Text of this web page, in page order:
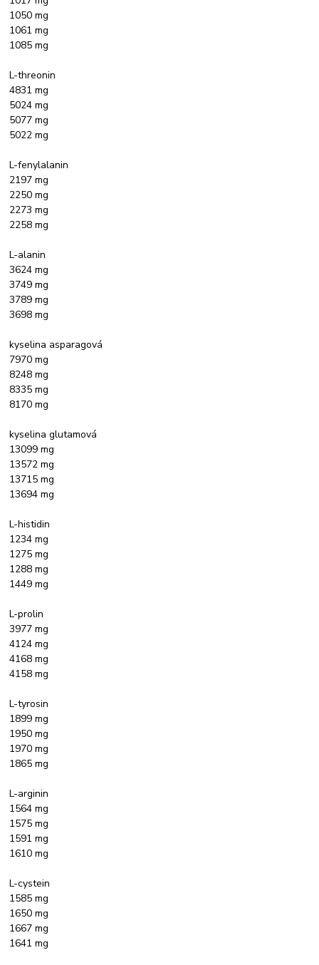
1050 mg
1061 mg
1085 mg
L-threonin
4831 mg
5024 mg
5077 mg
5022 mg
L-fenylalanin
2197 mg
2250 mg
2273 mg
2258 mg
L-alanin
3624 mg
3749 mg
3789 mg
3698 mg
kyselina asparagová
7970 mg
8248 mg
8335 mg
8170 mg
kyselina glutamová
13099 mg
13572 mg
13715 mg
13694 mg
L-histidin
1234 mg
1275 mg
1288 mg
1449 mg
L-prolin
3977 mg
4124 mg
4168 mg
4158 mg
L-tyrosin
1899 mg
1950 mg
1970 mg
1865 mg
L-arginin
1564 mg
1575 mg
1591 mg
1610 mg
L-cystein
1585 mg
1650 mg
1667 mg
1641 mg